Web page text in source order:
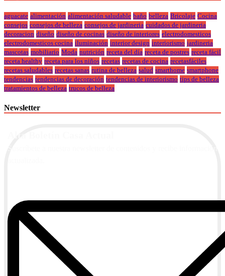
aguacate alimentación alimentación saludable baño belleza Bricolaje Cocina
consejos consejos de belleza consejos de jardineria cuidados de jardineria
decoracion diseño diseño de cocinas diseño de interiores electrodomesticos
electrodomesticos cocina iluminación interior design interiorismo jardineria
mascotas mobiliario Moda nutrición receta del día receta de postres receta fácil
receta healthy receta para los niños recetas recetas de cocina recetasfáciles
recetas saludables recetas sanas rutina de belleza salud smarthome smartphone
tendencias tendencias de decoración tendencias de interiorismo tips de belleza
tratamientos de belleza trucos de belleza
Newsletter